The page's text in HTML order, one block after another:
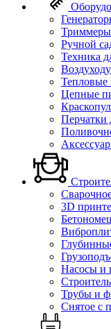
Триммеры
Ручной
Техника
Цепные
Перчатки
3D
Насосы и
Трубы и
Снятое с